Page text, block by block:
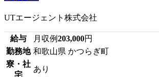
UTエージェント株式会社
給与 月収例203,000円
勤務地 和歌山県 かつらぎ町
寮・社
宅
あり